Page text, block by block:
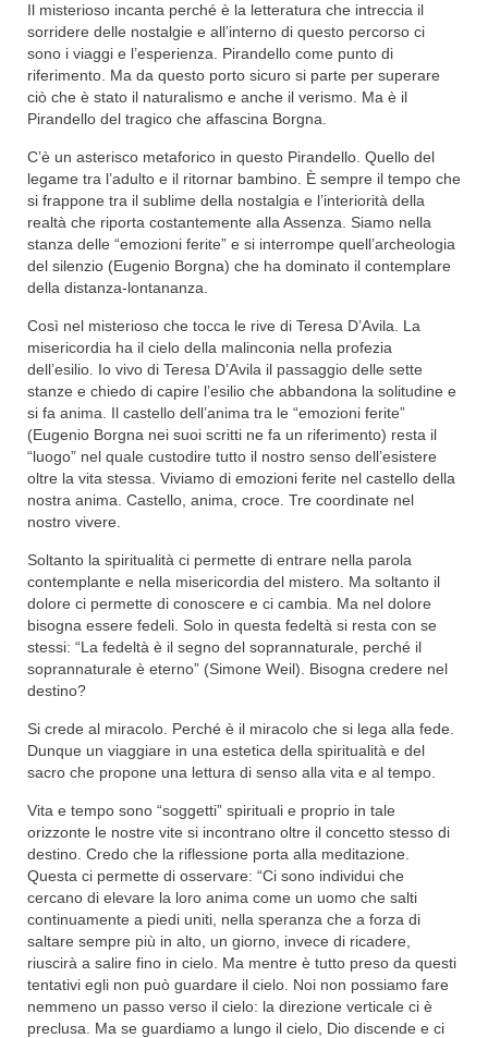
Il misterioso incanta perché è la letteratura che intreccia il
sorridere delle nostalgie e all’interno di questo percorso ci
sono i viaggi e l’esperienza. Pirandello come punto di
riferimento. Ma da questo porto sicuro si parte per superare
ciò che è stato il naturalismo e anche il verismo. Ma è il
Pirandello del tragico che affascina Borgna.
C’è un asterisco metaforico in questo Pirandello. Quello del
legame tra l’adulto e il ritornar bambino. È sempre il tempo che
si frappone tra il sublime della nostalgia e l’interiorità della
realtà che riporta costantemente alla Assenza. Siamo nella
stanza delle “emozioni ferite” e si interrompe quell’archeologia
del silenzio (Eugenio Borgna) che ha dominato il contemplare
della distanza-lontananza.
Così nel misterioso che tocca le rive di Teresa D’Avila. La
misericordia ha il cielo della malinconia nella profezia
dell’esilio. Io vivo di Teresa D’Avila il passaggio delle sette
stanze e chiedo di capire l’esilio che abbandona la solitudine e
si fa anima. Il castello dell’anima tra le “emozioni ferite”
(Eugenio Borgna nei suoi scritti ne fa un riferimento) resta il
“luogo” nel quale custodire tutto il nostro senso dell’esistere
oltre la vita stessa. Viviamo di emozioni ferite nel castello della
nostra anima. Castello, anima, croce. Tre coordinate nel
nostro vivere.
Soltanto la spiritualità ci permette di entrare nella parola
contemplante e nella misericordia del mistero. Ma soltanto il
dolore ci permette di conoscere e ci cambia. Ma nel dolore
bisogna essere fedeli. Solo in questa fedeltà si resta con se
stessi: “La fedeltà è il segno del soprannaturale, perché il
soprannaturale è eterno” (Simone Weil). Bisogna credere nel
destino?
Si crede al miracolo. Perché è il miracolo che si lega alla fede.
Dunque un viaggiare in una estetica della spiritualità e del
sacro che propone una lettura di senso alla vita e al tempo.
Vita e tempo sono “soggetti” spirituali e proprio in tale
orizzonte le nostre vite si incontrano oltre il concetto stesso di
destino. Credo che la riflessione porta alla meditazione.
Questa ci permette di osservare: “Ci sono individui che
cercano di elevare la loro anima come un uomo che salti
continuamente a piedi uniti, nella speranza che a forza di
saltare sempre più in alto, un giorno, invece di ricadere,
riuscirà a salire fino in cielo. Ma mentre è tutto preso da questi
tentativi egli non può guardare il cielo. Noi non possiamo fare
nemmeno un passo verso il cielo: la direzione verticale ci è
preclusa. Ma se guardiamo a lungo il cielo, Dio discende e ci